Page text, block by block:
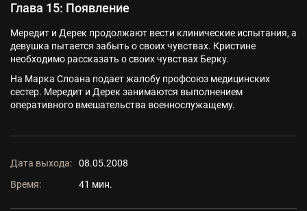
Глава 15: Появление
Мередит и Дерек продолжают вести клинические испытания, а
девушка пытается забыть о своих чувствах. Кристине
необходимо рассказать о своих чувствах Берку.
На Марка Слоана подает жалобу профсоюз медицинских
сестер. Мередит и Дерек занимаются выполнением
оперативного вмешательства военнослужащему.
Дата выхода:
08.05.2008
Время:
41 мин.